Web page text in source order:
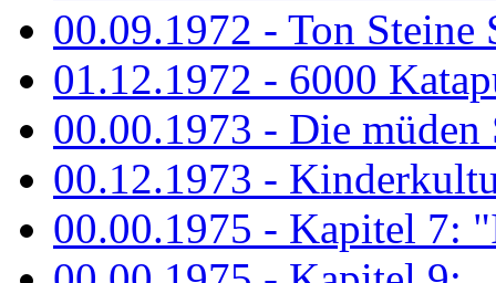
00.09.1972 - Ton Steine
01.12.1972 - 6000
00.00.1973 - Die müden
00.12.1973 -
00.00.1975 - Kapitel 7: